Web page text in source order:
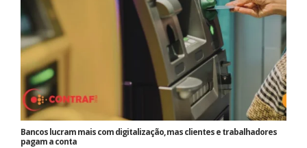
Bancos lucram mais com digitalização, mas clientes e trabalhadores
pagam a conta